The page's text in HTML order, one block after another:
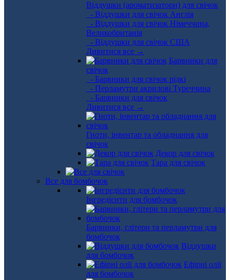
Віддушки (ароматизатори) для свічок
- Віддушки для свічок Англія
- Віддушки для свічок Німеччина,
Великобританія
- Віддушки для свічок США
Дивитися все →
Барвники для
свічок
- Барвники для свічок рідкі
- Перламутри акрилові Туреччина
- Барвники для свічок
Дивитися все →
Гноти, інвентар та обладнання для
свічок
Декор для свічок
Тара для свічок
Все для бомбочок
Інгредієнти для бомбочок
Барвники, глітери та перламутри для
бомбочок
Віддушки
для бомбочок
Ефірні олії
для бомбочок